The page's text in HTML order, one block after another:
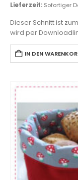
Lieferzeit: Sofortiger
Dieser Schnitt ist
wird per
Versandkosten an.
IN DEN